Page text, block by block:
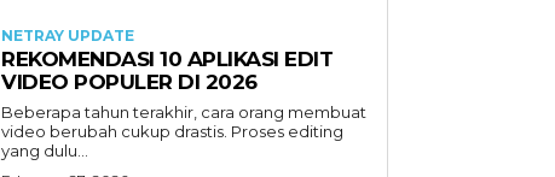
NETRAY UPDATE
REKOMENDASI 10 APLIKASI EDIT
VIDEO POPULER DI 2026
Beberapa tahun terakhir, cara orang membuat
video berubah cukup drastis. Proses editing
yang dulu...